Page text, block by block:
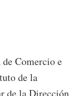
Comercio e
de la